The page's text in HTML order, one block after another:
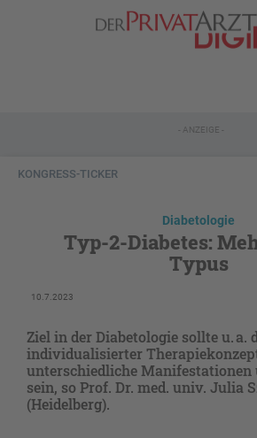
- ANZEIGE -
KONGRESS-TICKER
Diabetologie
Typ-2-Diabetes:
Typus
10.7.2023
Ziel in der Diabetologie sollte u.
individualisierter
unterschiedliche Manifestationen
sein, so Prof. Dr. med. univ. Julia
(Heidelberg).